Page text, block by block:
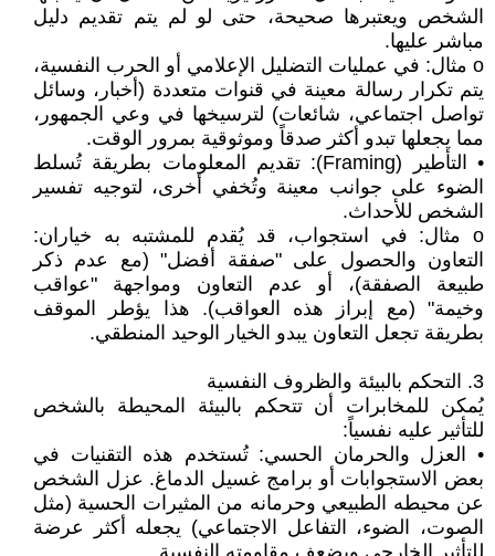
الشخص ويعتبرها صحيحة، حتى لو لم يتم تقديم دليل
مباشر عليها.
o مثال: في عمليات التضليل الإعلامي أو الحرب النفسية،
يتم تكرار رسالة معينة في قنوات متعددة (أخبار، وسائل
تواصل اجتماعي، شائعات) لترسيخها في وعي الجمهور،
مما يجعلها تبدو أكثر صدقاً وموثوقية بمرور الوقت.
• التأطير (Framing): تقديم المعلومات بطريقة تُسلط
الضوء على جوانب معينة وتُخفي أخرى، لتوجيه تفسير
الشخص للأحداث.
o مثال: في استجواب، قد يُقدم للمشتبه به خياران:
التعاون والحصول على "صفقة أفضل" (مع عدم ذكر
طبيعة الصفقة)، أو عدم التعاون ومواجهة "عواقب
وخيمة" (مع إبراز هذه العواقب). هذا يؤطر الموقف
بطريقة تجعل التعاون يبدو الخيار الوحيد المنطقي.
3. التحكم بالبيئة والظروف النفسية
يُمكن للمخابرات أن تتحكم بالبيئة المحيطة بالشخص
للتأثير عليه نفسياً:
• العزل والحرمان الحسي: تُستخدم هذه التقنيات في
بعض الاستجوابات أو برامج غسيل الدماغ. عزل الشخص
عن محيطه الطبيعي وحرمانه من المثيرات الحسية (مثل
الصوت، الضوء، التفاعل الاجتماعي) يجعله أكثر عرضة